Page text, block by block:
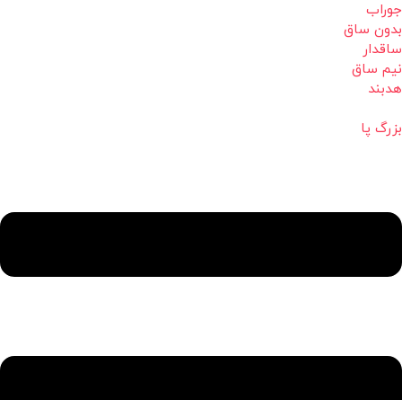
جوراب
بدون ساق
ساقدار
نیم ساق
هدبند
بزرگ پا